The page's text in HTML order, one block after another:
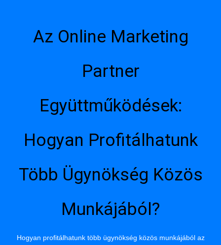
Az Online Marketing
Partner
Együttműködések:
Hogyan Profitálhatunk
Több Ügynökség Közös
Munkájából?
Hogyan profitálhatunk több ügynökség közös munkájából az